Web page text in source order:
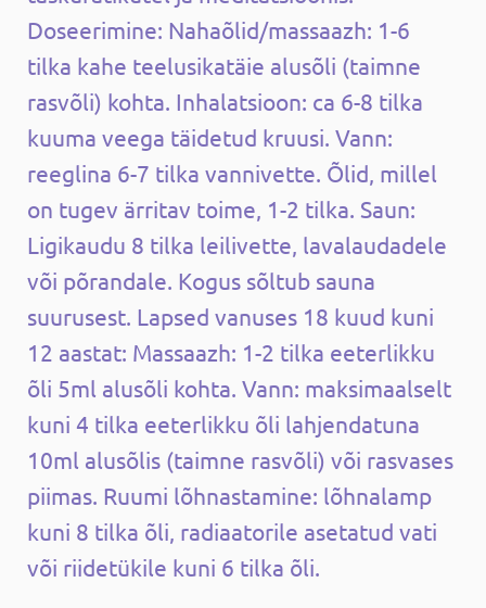
Doseerimine: Nahaõlid/massaazh: 1-6
tilka kahe teelusikatäie alusõli (taimne
rasvõli) kohta. Inhalatsioon: ca 6-8 tilka
kuuma veega täidetud kruusi. Vann:
reeglina 6-7 tilka vannivette. Õlid, millel
on tugev ärritav toime, 1-2 tilka. Saun:
Ligikaudu 8 tilka leilivette, lavalaudadele
või põrandale. Kogus sõltub sauna
suurusest. Lapsed vanuses 18 kuud kuni
12 aastat: Massaazh: 1-2 tilka eeterlikku
õli 5ml alusõli kohta. Vann: maksimaalselt
kuni 4 tilka eeterlikku õli lahjendatuna
10ml alusõlis (taimne rasvõli) või rasvases
piimas. Ruumi lõhnastamine: lõhnalamp
kuni 8 tilka õli, radiaatorile asetatud vati
või riidetükile kuni 6 tilka õli.